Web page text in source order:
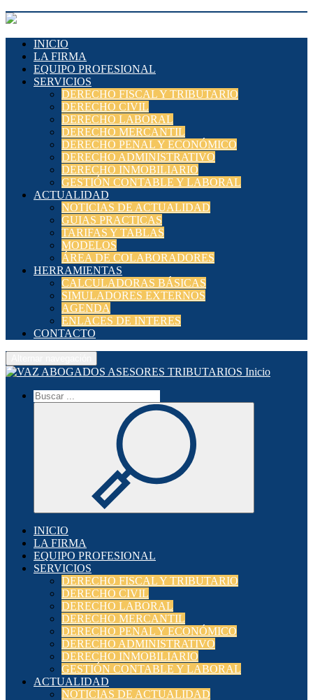
INICIO
LA FIRMA
EQUIPO PROFESIONAL
SERVICIOS
DERECHO FISCAL Y TRIBUTARIO
DERECHO CIVIL
DERECHO LABORAL
DERECHO MERCANTIL
DERECHO PENAL Y ECONÓMICO
DERECHO ADMINISTRATIVO
DERECHO INMOBILIARIO
GESTIÓN CONTABLE Y LABORAL
ACTUALIDAD
NOTICIAS DE ACTUALIDAD
GUIAS PRACTICAS
TARIFAS Y TABLAS
MODELOS
ÁREA DE COLABORADORES
HERRAMIENTAS
CALCULADORAS BÁSICAS
SIMULADORES EXTERNOS
AGENDA
ENLACES DE INTERES
CONTACTO
Inicio
INICIO
LA FIRMA
EQUIPO PROFESIONAL
SERVICIOS
DERECHO FISCAL Y TRIBUTARIO
DERECHO CIVIL
DERECHO LABORAL
DERECHO MERCANTIL
DERECHO PENAL Y ECONÓMICO
DERECHO ADMINISTRATIVO
DERECHO INMOBILIARIO
GESTIÓN CONTABLE Y LABORAL
ACTUALIDAD
NOTICIAS DE ACTUALIDAD